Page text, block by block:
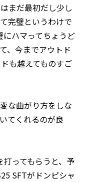
まだ最初だし少し
完璧というわけで
にハマってちょうど
、今までアウトド
も越えてものすご
な曲がり方をしな
てくれるのが良
ってもらうと、予
SFTがドンピシャ